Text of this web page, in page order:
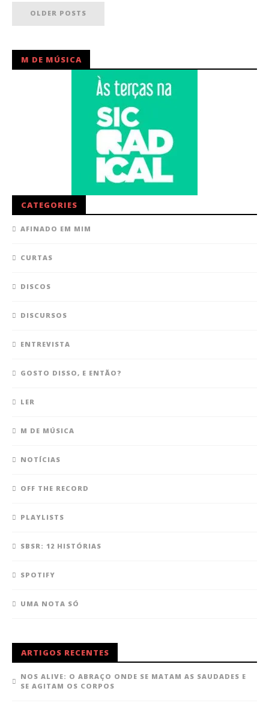
OLDER POSTS
M DE MÚSICA
CATEGORIES
AFINADO EM MIM
CURTAS
DISCOS
DISCURSOS
ENTREVISTA
GOSTO DISSO, E ENTÃO?
LER
M DE MÚSICA
NOTÍCIAS
OFF THE RECORD
PLAYLISTS
SBSR: 12 HISTÓRIAS
SPOTIFY
UMA NOTA SÓ
ARTIGOS RECENTES
NOS ALIVE: O ABRAÇO ONDE SE MATAM AS SAUDADES E
SE AGITAM OS CORPOS